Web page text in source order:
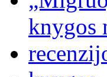
knygos